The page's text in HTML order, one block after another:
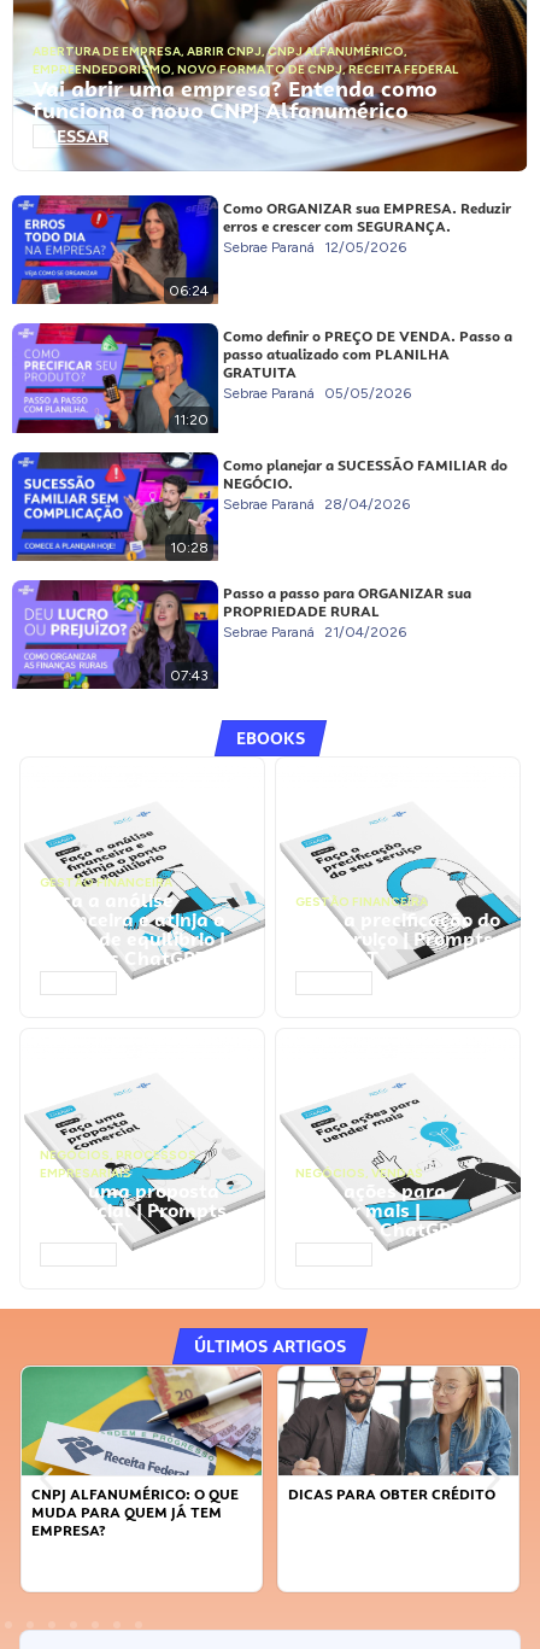
ABERTURA DE EMPRESA, ABRIR CNPJ,CNPJ ALFANUMÉRICO,
EMPREENDEDORISMO, NOVO FORMATO DE CNPJ,RECEITA FEDERAL
Vai abrir uma empresa? Entenda como
funciona o novo CNPJ Alfanumérico
ACESSAR
06:24
Como ORGANIZAR sua EMPRESA. Reduzir
erros e crescer com SEGURANÇA.
Sebrae Paraná 12/05/2026
11:20
Como definir o PREÇO DE VENDA. Passo a
passo atualizado com PLANILHA
GRATUITA
Sebrae Paraná 05/05/2026
10:28
Como planejar a SUCESSÃO FAMILIAR do
NEGÓCIO.
Sebrae Paraná 28/04/2026
07:43
Passo a passo para ORGANIZAR sua
PROPRIEDADE RURAL
Sebrae Paraná 21/04/2026
EBOOKS
GESTÃO FINANCEIRA
Faça a análise
financeira e atinja o
ponto de equilíbrio |
Prompts ChatGPT
GESTÃO FINANCEIRA
Faça a precificação do
seu serviço | Prompts
ChatGPT
NEGÓCIOS, PROCESSOS
EMPRESARIAIS
Faça uma proposta
comercial | Prompts
ChatGPT
NEGÓCIOS, VENDAS
Faça ações para
vender mais |
Prompts ChatGPT
ÚLTIMOS ARTIGOS
CNPJ ALFANUMÉRICO: O QUE
MUDA PARA QUEM JÁ TEM
EMPRESA?
DICAS PARA OBTER CRÉDITO